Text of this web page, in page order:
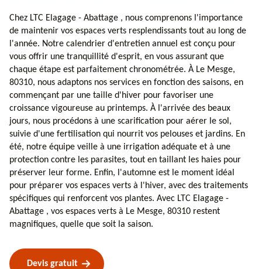
Chez LTC Elagage - Abattage , nous comprenons l'importance
de maintenir vos espaces verts resplendissants tout au long de
l'année. Notre calendrier d'entretien annuel est conçu pour
vous offrir une tranquillité d'esprit, en vous assurant que
chaque étape est parfaitement chronométrée. À Le Mesge,
80310, nous adaptons nos services en fonction des saisons, en
commençant par une taille d'hiver pour favoriser une
croissance vigoureuse au printemps. À l'arrivée des beaux
jours, nous procédons à une scarification pour aérer le sol,
suivie d'une fertilisation qui nourrit vos pelouses et jardins. En
été, notre équipe veille à une irrigation adéquate et à une
protection contre les parasites, tout en taillant les haies pour
préserver leur forme. Enfin, l'automne est le moment idéal
pour préparer vos espaces verts à l'hiver, avec des traitements
spécifiques qui renforcent vos plantes. Avec LTC Elagage -
Abattage , vos espaces verts à Le Mesge, 80310 restent
magnifiques, quelle que soit la saison.
Devis gratuit